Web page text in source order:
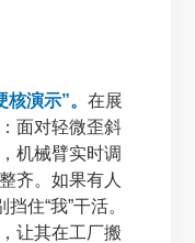
核演示”。在展
面对轻微歪斜
机械臂实时调
齐。如果有人
住“我”干活。
让其在工厂搬